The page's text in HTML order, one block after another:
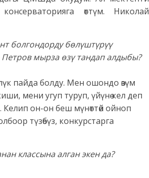
өттүм. Николай
болгондорду бөлүштүрүү
Петров мырза өзү тандап алдыбы?
пайда болду. Мен ошондо өзүм
мени угуп туруп, үйүнө кел деп
он-он беш мүнөттөй ойноп
түзөбүз, конкурстарга
классына алган экен да?